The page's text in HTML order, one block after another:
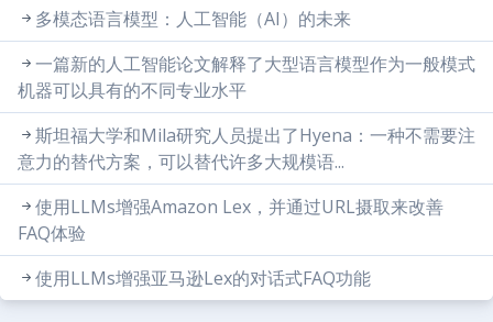
多模态语言模型：人工智能（AI）的未来
一篇新的人工智能论文解释了大型语言模型作为一般模式
机器可以具有的不同专业水平
斯坦福大学和Mila研究人员提出了Hyena：一种不需要注
意力的替代方案，可以替代许多大规模语...
使用LLMs增强Amazon Lex，并通过URL摄取来改善
FAQ体验
使用LLMs增强亚马逊Lex的对话式FAQ功能